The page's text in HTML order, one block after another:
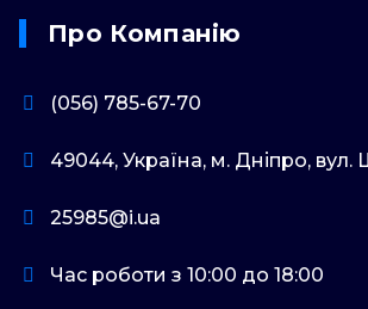
Про Компанію
(056) 785-67-70
49044, Україна, м. Дніпро, вул.
25985@i.ua
Час роботи з 10:00 до 18:00